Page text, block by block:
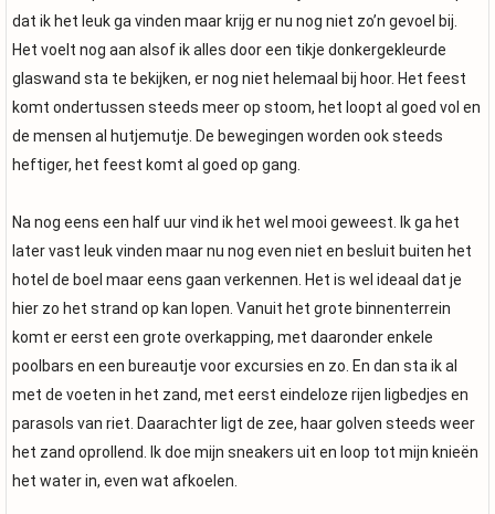
dat ik het leuk ga vinden maar krijg er nu nog niet zo’n gevoel bij.
Het voelt nog aan alsof ik alles door een tikje donkergekleurde
glaswand sta te bekijken, er nog niet helemaal bij hoor. Het feest
komt ondertussen steeds meer op stoom, het loopt al goed vol en
de mensen al hutjemutje. De bewegingen worden ook steeds
heftiger, het feest komt al goed op gang.
Na nog eens een half uur vind ik het wel mooi geweest. Ik ga het
later vast leuk vinden maar nu nog even niet en besluit buiten het
hotel de boel maar eens gaan verkennen. Het is wel ideaal dat je
hier zo het strand op kan lopen. Vanuit het grote binnenterrein
komt er eerst een grote overkapping, met daaronder enkele
poolbars en een bureautje voor excursies en zo. En dan sta ik al
met de voeten in het zand, met eerst eindeloze rijen ligbedjes en
parasols van riet. Daarachter ligt de zee, haar golven steeds weer
het zand oprollend. Ik doe mijn sneakers uit en loop tot mijn knieën
het water in, even wat afkoelen.